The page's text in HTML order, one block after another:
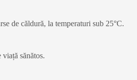
de căldură, la temperaturi sub 25°C.
sănătos.